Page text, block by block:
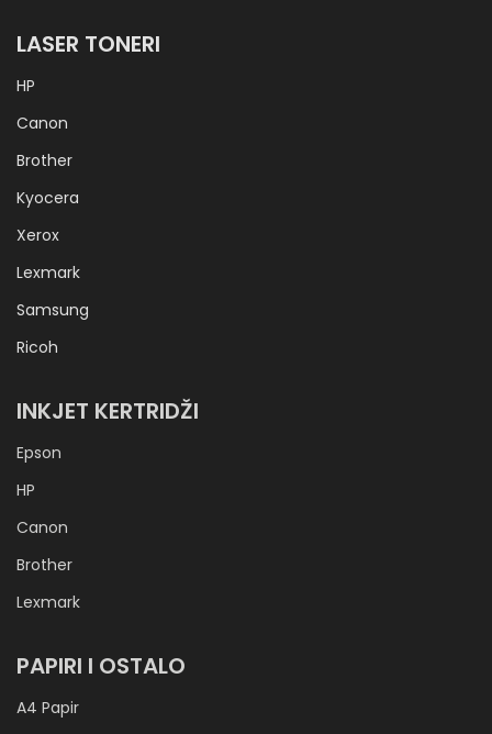
LASER TONERI
HP
Canon
Brother
Kyocera
Xerox
Lexmark
Samsung
Ricoh
INKJET KERTRIDŽI
Epson
HP
Canon
Brother
Lexmark
PAPIRI I OSTALO
A4 Papir